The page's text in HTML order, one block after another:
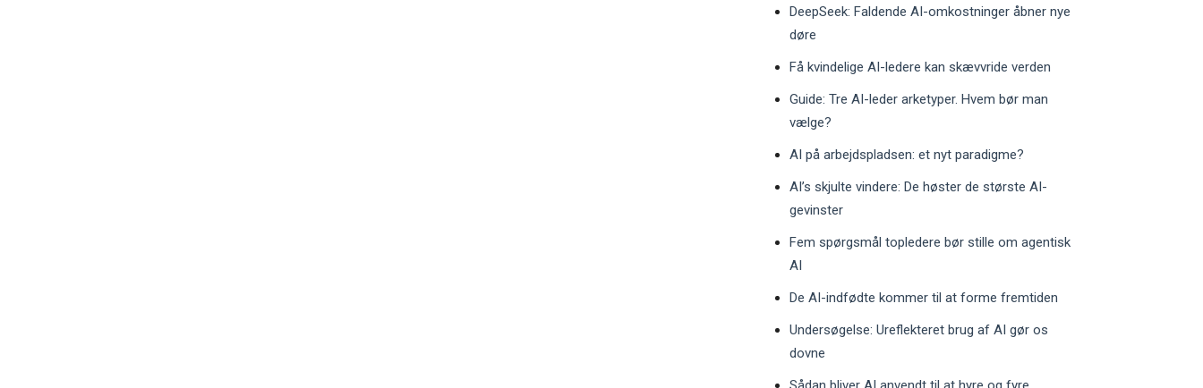
DeepSeek: Faldende AI-omkostninger åbner nye
døre
Få kvindelige AI-ledere kan skævvride verden
Guide: Tre AI-leder arketyper. Hvem bør man
vælge?
AI på arbejdspladsen: et nyt paradigme?
AI’s skjulte vindere: De høster de største AI-
gevinster
Fem spørgsmål topledere bør stille om agentisk
AI
De AI-indfødte kommer til at forme fremtiden
Undersøgelse: Ureflekteret brug af AI gør os
dovne